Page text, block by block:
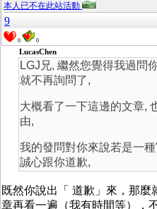
本人已不在此站活動
9
0 0
LucasChen
LGJ兄, 繼然您覺得我過問
就不再詢問了,
大概看了一下這邊的文章,
由,
我的發問對你來說若是一
誠心跟你道歉,
既然你說出「 道歉」來，那
章再看一遍（我有時間等），